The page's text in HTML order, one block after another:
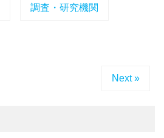
調査・研究機関
Next »